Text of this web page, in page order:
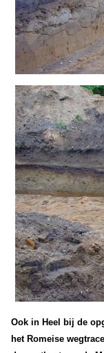
Ook in Heel bij de
het Romeise